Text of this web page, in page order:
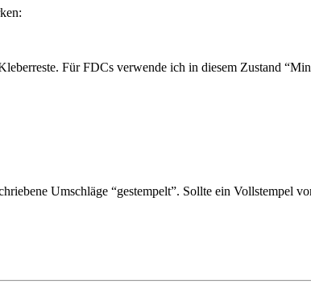
Für FDCs verwende ich in diesem Zustand
Umschläge “gestempelt”. Sollte ein Vollstempel